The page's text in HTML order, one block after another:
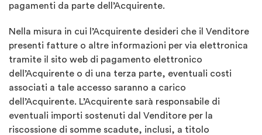
pagamenti da parte dell’Acquirente.
Nella misura in cui l’Acquirente desideri che il Venditore
presenti fatture o altre informazioni per via elettronica
tramite il sito web di pagamento elettronico
dell’Acquirente o di una terza parte, eventuali costi
associati a tale accesso saranno a carico
dell’Acquirente. L’Acquirente sarà responsabile di
eventuali importi sostenuti dal Venditore per la
riscossione di somme scadute, inclusi, a titolo